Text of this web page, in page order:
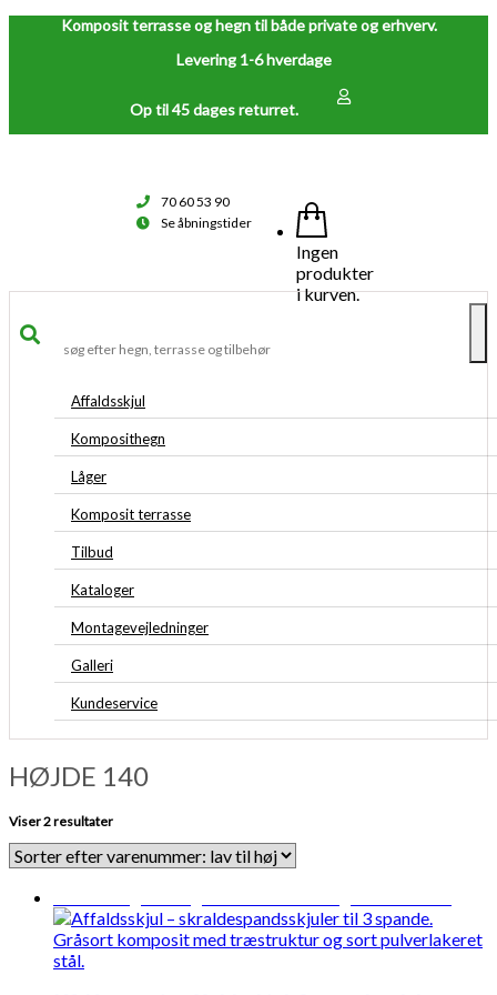
Komposit terrasse og hegn til både private og erhverv.
Levering 1-6 hverdage
Op til 45 dages returret.
70 60 53 90
Se åbningstider
Ingen
produkter
i kurven.
Affaldsskjul
Komposithegn
Låger
Komposit terrasse
Tilbud
Kataloger
Montagevejledninger
Galleri
Kundeservice
HØJDE 140
Viser 2 resultater